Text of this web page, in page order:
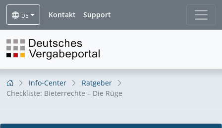
DE Kontakt Support
Info-Center
Ratgeber
Checkliste: Bieterrechte – Die Rüge